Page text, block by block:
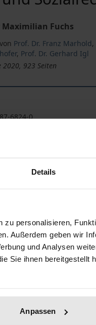
Details
personalisieren,
Außerdem geben wir
und Analysen
Sie ihnen bereitgestellt
Anpassen
Fuchs
Prof. Dr. Franz Marhold,
, Prof. Dr. Gerhard Igl
2020, 923 Seiten
6824-0
MwSt. Abhängig von
der zentralen
auf